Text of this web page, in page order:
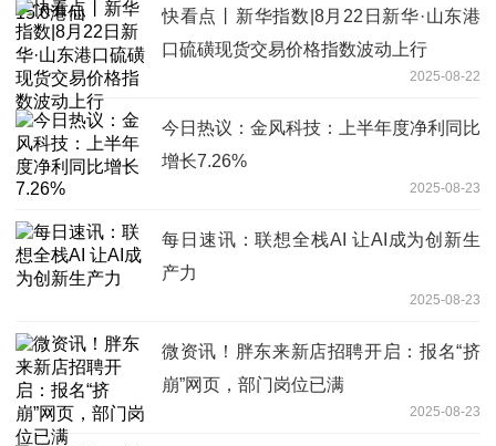
快看点丨新华指数|8月22日新华·山东港
口硫磺现货交易价格指数波动上行
2025-08-22
今日热议：金风科技：上半年度净利同比
增长7.26%
2025-08-23
每日速讯：联想全栈AI 让AI成为创新生
产力
2025-08-23
微资讯！胖东来新店招聘开启：报名“挤
崩”网页，部门岗位已满
2025-08-23